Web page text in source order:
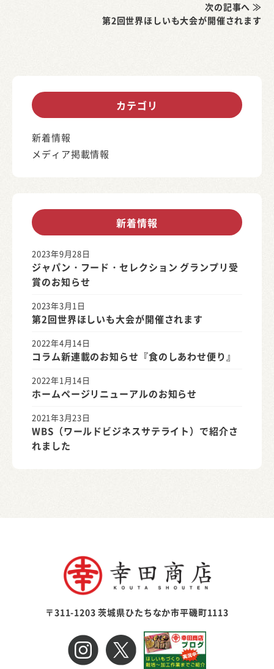
次の記事へ ≫
第2回世界ほしいも大会が開催されます
カテゴリ
新着情報
メディア掲載情報
新着情報
2023年9月28日
ジャパン・フード・セレクション グランプリ受
賞のお知らせ
2023年3月1日
第2回世界ほしいも大会が開催されます
2022年4月14日
コラム新連載のお知らせ『食のしあわせ便り』
2022年1月14日
ホームページリニューアルのお知らせ
2021年3月23日
WBS（ワールドビジネスサテライト）で紹介さ
れました
〒311-1203 茨城県ひたちなか市平磯町1113